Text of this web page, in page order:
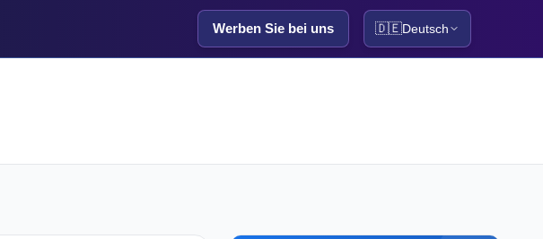
Werben Sie bei uns 🇩🇪Deutsch